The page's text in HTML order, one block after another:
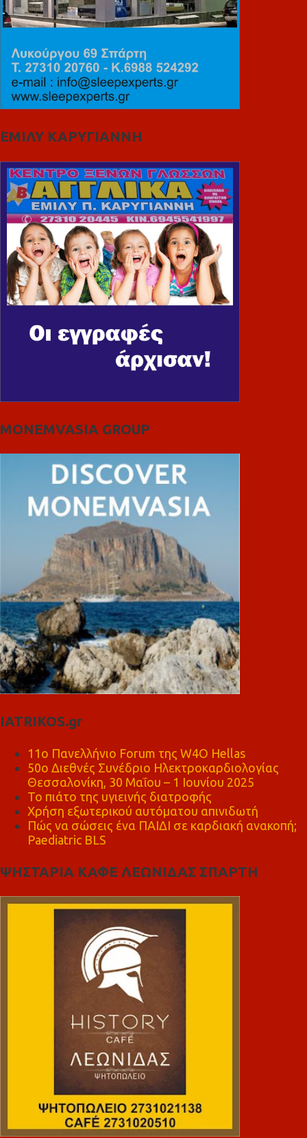
ΕΜΙΛΥ ΚΑΡΥΓΙΑΝΝΗ
MONEMVASIA GROUP
IATRIKOS.gr
11ο Πανελλήνιο Forum της W4O Hellas
50ο Διεθνές Συνέδριο Ηλεκτροκαρδιολογίας
Θεσσαλονίκη, 30 Μαΐου – 1 Ιουνίου 2025
Το πιάτο της υγιεινής διατροφής
Χρήση εξωτερικού αυτόματου απινιδωτή
Πώς να σώσεις ένα ΠΑΙΔΙ σε καρδιακή ανακοπή;
Paediatric BLS
ΨΗΣΤΑΡΙΑ ΚΑΦΕ ΛΕΩΝΙΔΑΣ ΣΠΑΡΤΗ